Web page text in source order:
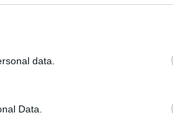
data.
Data.